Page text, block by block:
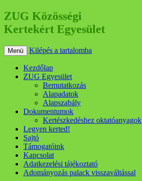
ZUG Közösségi
Kertekért Egyesület
Menü Kilépés a tartalomba
Kezdőlap
ZUG Egyesület
Bemutatkozás
Alapadatok
Alapszabály
Dokumentumok
Kertészkedéshez oktatóanyagok
Legyen kerted!
Sajtó
Támogatóink
Kapcsolat
Adatkezelési tájékoztató
Adományozás palack visszaváltással